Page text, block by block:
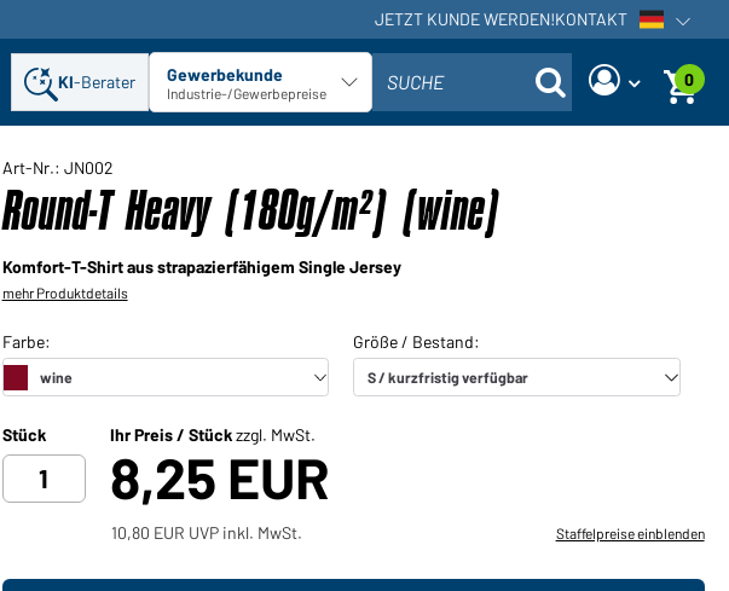
JETZT KUNDE WERDEN!KONTAKT
KI-Berater Kundentyp auswählen
Gewerbekunde
Industrie-/Gewerbepreise
SUCHE
bereits ein Kundenkonto?
Benutzername:
Einloggen
Passwort
Benutzername:
E-Mail-Adresse:
Jetzt anfordern
Zurück
zum Login
0
Art-Nr.: JN002
Round-T Heavy (180g/m²) (wine)
Komfort-T-Shirt aus strapazierfähigem Single Jersey
mehr Produktdetails
Stück Ihr Preis / Stückzzgl. MwSt.
8,25 EUR
10,80 EUR UVP inkl. MwSt. Staffelpreise einblenden